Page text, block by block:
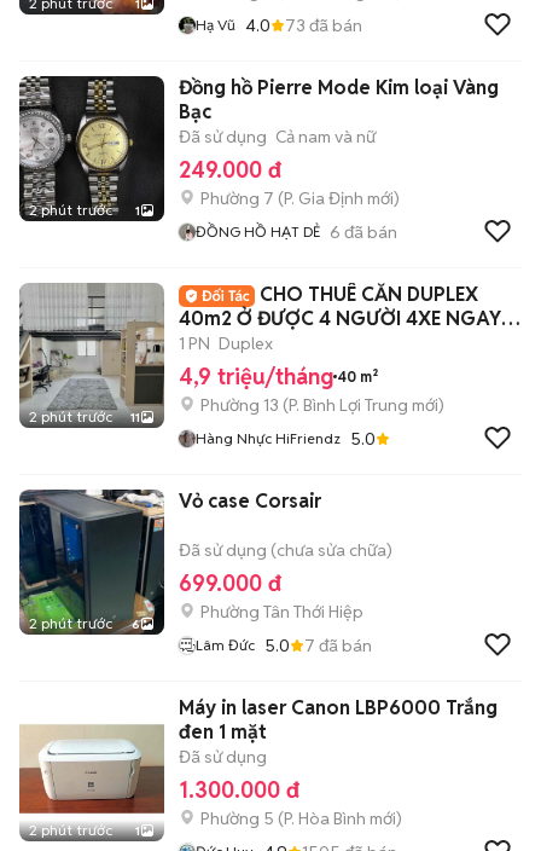
1
Hạ Vũ 4.0 73 đã bán
2 phút trước 1
Đồng hồ Pierre Mode Kim loại Vàng
Bạc
Đã sử dụng Cả nam và nữ
249.000 đ
Phường 7 (P. Gia Định mới)
ĐỒNG HỒ HẠT DẺ 6 đã bán
2 phút trước 11
CHO THUÊ CĂN DUPLEX
40m2 Ở ĐƯỢC 4 NGƯỜI 4XE NGAY
ĐH VĂN LANG
1 PN Duplex
4,9 triệu/tháng 40 m²
Phường 13 (P. Bình Lợi Trung mới)
Hàng Nhực HiFriendz 5.0
2 phút trước 6
Vỏ case Corsair
Đã sử dụng (chưa sửa chữa)
699.000 đ
Phường Tân Thới Hiệp
Lâm Đức 5.0 7 đã bán
2 phút trước 1
Máy in laser Canon LBP6000 Trắng
đen 1 mặt
Đã sử dụng
1.300.000 đ
Phường 5 (P. Hòa Bình mới)